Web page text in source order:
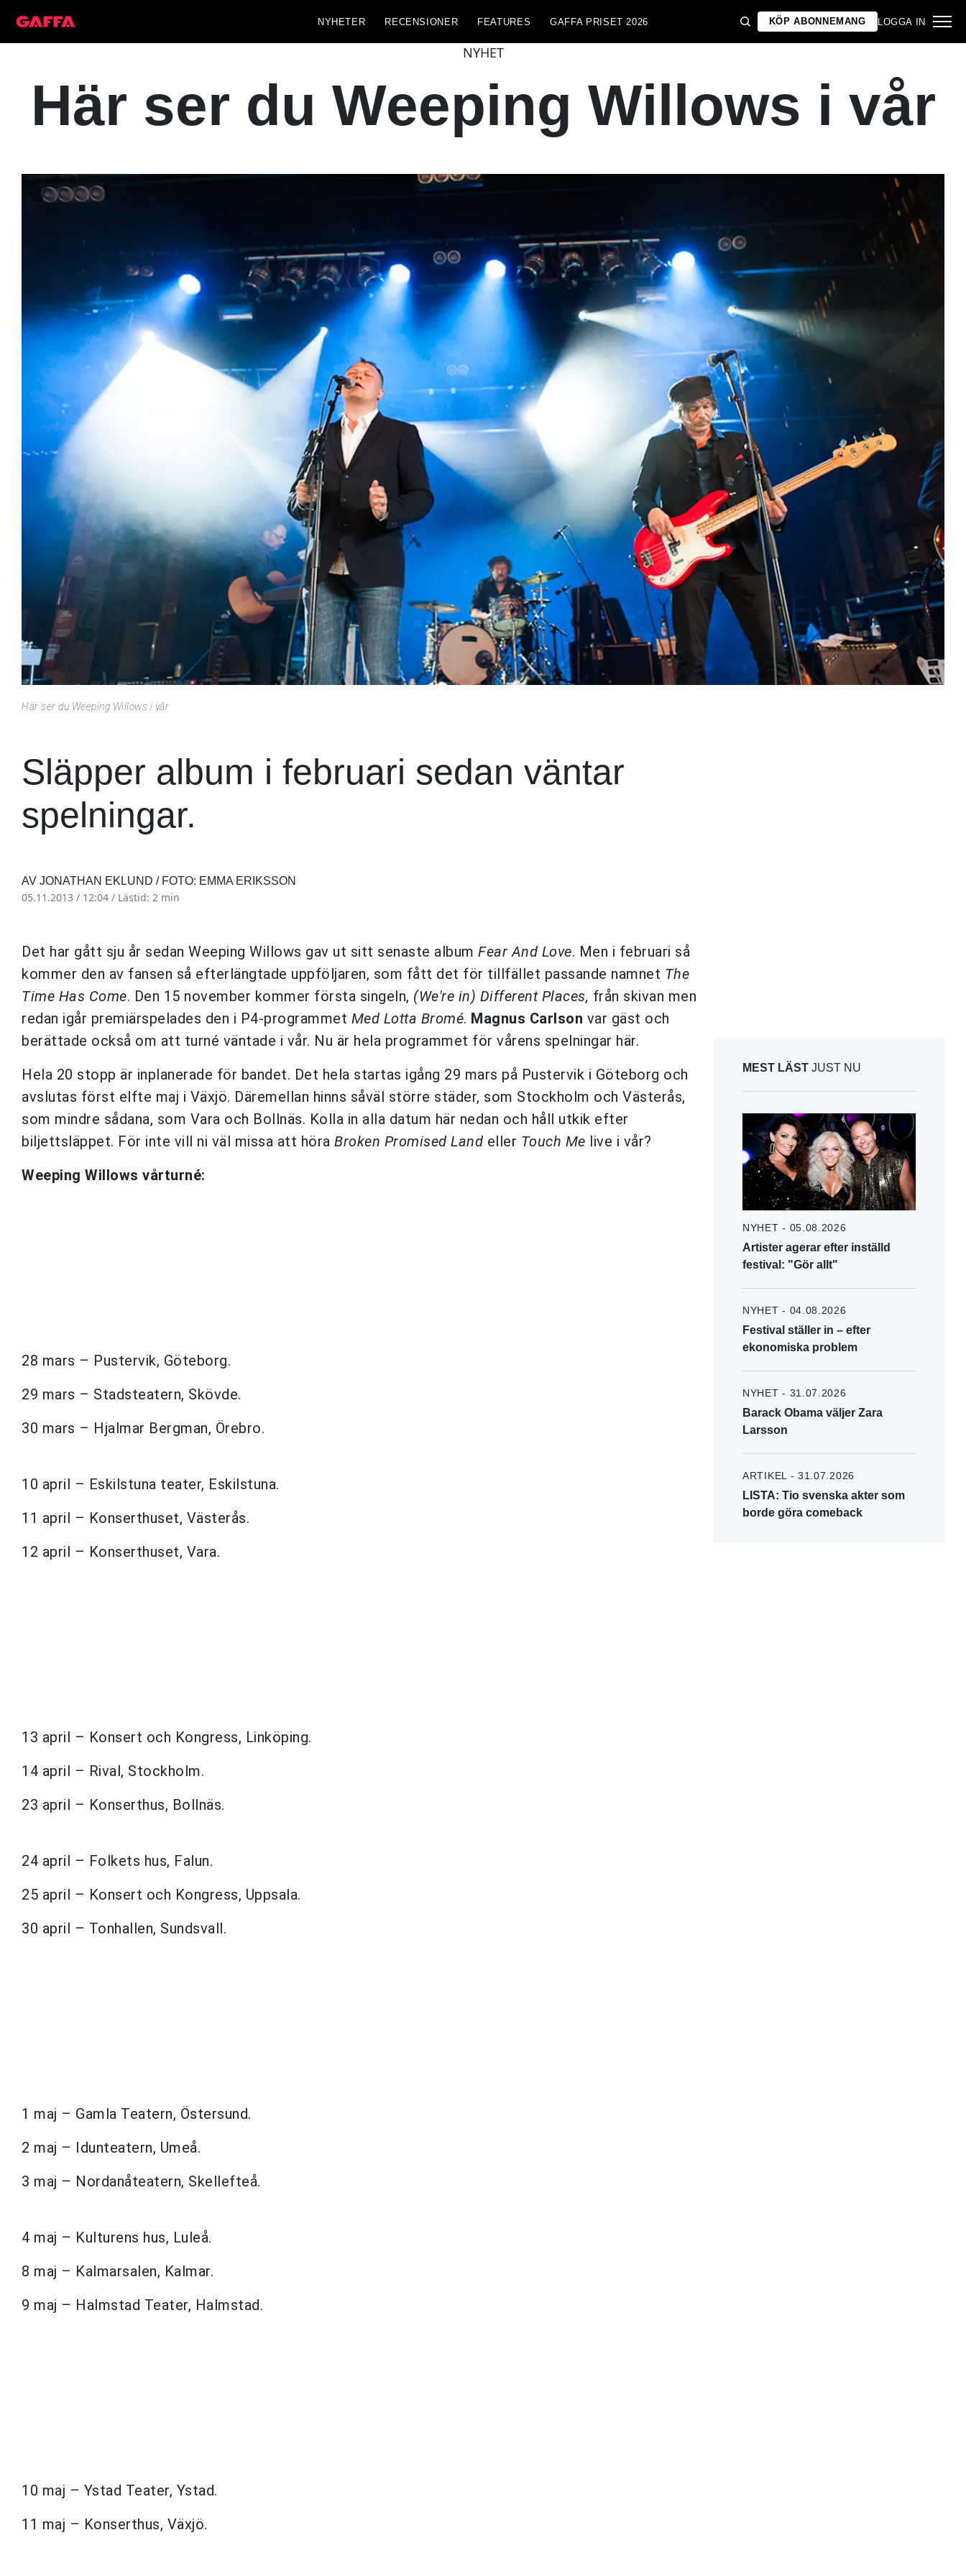
NYHETER RECENSIONER FEATURES GAFFA PRISET 2026 KÖP ABONNEMANG LOGGA IN
NYHET
Här ser du Weeping Willows i vår
Här ser du Weeping Willows i vår
Släpper album i februari sedan väntar
spelningar.
AV JONATHAN EKLUND / FOTO: EMMA ERIKSSON
05.11.2013 / 12:04 / Lästid: 2 min
Det har gått sju år sedan Weeping Willows gav ut sitt senaste album Fear And Love. Men i februari så
kommer den av fansen så efterlängtade uppföljaren, som fått det för tillfället passande namnet The
Time Has Come. Den 15 november kommer första singeln, (We're in) Different Places, från skivan men
redan igår premiärspelades den i P4-programmet Med Lotta Bromé. Magnus Carlson var gäst och
berättade också om att turné väntade i vår. Nu är hela programmet för vårens spelningar här.
Hela 20 stopp är inplanerade för bandet. Det hela startas igång 29 mars på Pustervik i Göteborg och
avslutas först elfte maj i Växjö. Däremellan hinns såväl större städer, som Stockholm och Västerås,
som mindre sådana, som Vara och Bollnäs. Kolla in alla datum här nedan och håll utkik efter
biljettsläppet. För inte vill ni väl missa att höra Broken Promised Land eller Touch Me live i vår?
Weeping Willows vårturné:
28 mars – Pustervik, Göteborg.
29 mars – Stadsteatern, Skövde.
30 mars – Hjalmar Bergman, Örebro.
10 april – Eskilstuna teater, Eskilstuna.
11 april – Konserthuset, Västerås.
12 april – Konserthuset, Vara.
13 april – Konsert och Kongress, Linköping.
14 april – Rival, Stockholm.
23 april – Konserthus, Bollnäs.
24 april – Folkets hus, Falun.
25 april – Konsert och Kongress, Uppsala.
30 april – Tonhallen, Sundsvall.
1 maj – Gamla Teatern, Östersund.
2 maj – Idunteatern, Umeå.
3 maj – Nordanåteatern, Skellefteå.
4 maj – Kulturens hus, Luleå.
8 maj – Kalmarsalen, Kalmar.
9 maj – Halmstad Teater, Halmstad.
10 maj – Ystad Teater, Ystad.
11 maj – Konserthus, Växjö.
MEST LÄST JUST NU
NYHET - 05.08.2026
Artister agerar efter inställd
festival: "Gör allt"
NYHET - 04.08.2026
Festival ställer in – efter
ekonomiska problem
NYHET - 31.07.2026
Barack Obama väljer Zara
Larsson
ARTIKEL - 31.07.2026
LISTA: Tio svenska akter som
borde göra comeback